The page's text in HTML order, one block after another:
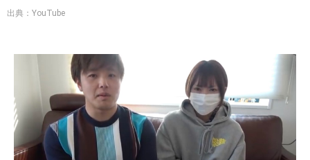
出典：YouTube